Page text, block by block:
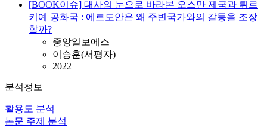
[BOOK이슈] 대사의 눈으로 바라본 오스만 제국과 튀르
키예 공화국 : 에르도안은 왜 주변국가와의 갈등을 조장
할까?
중앙일보에스
이승훈(서평자)
2022
분석정보
활용도 분석
논문 주제 분석